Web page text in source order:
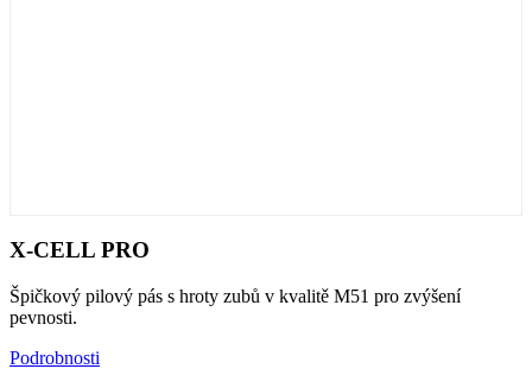
X-CELL PRO
Špičkový pilový pás s hroty zubů v kvalitě M51 pro zvýšení
pevnosti.
Podrobnosti